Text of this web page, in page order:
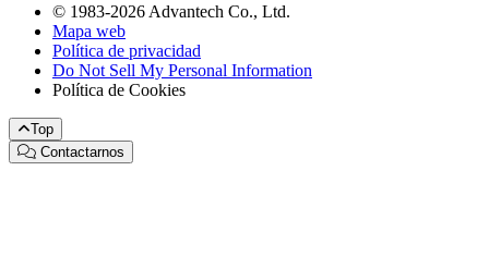
© 1983-2026 Advantech Co., Ltd.
Mapa web
Política de privacidad
Do Not Sell My Personal Information
Política de Cookies
Top
Contactarnos